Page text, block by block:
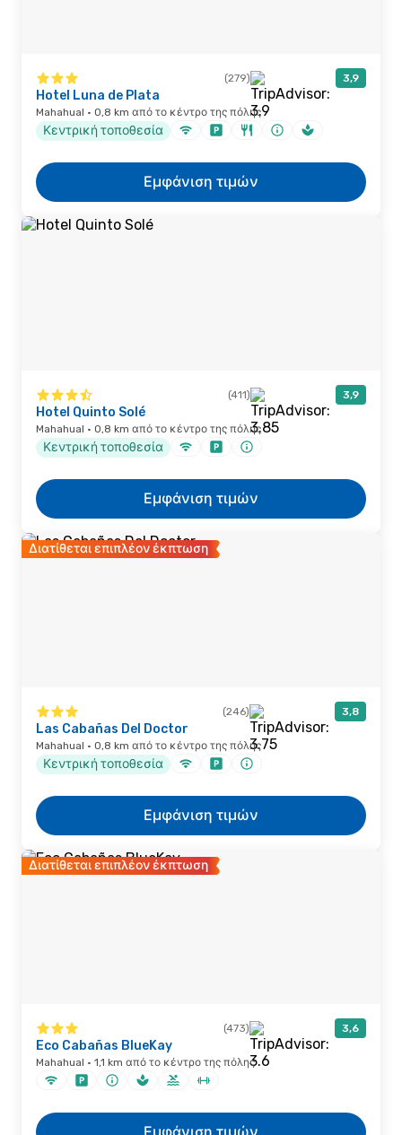
(279) 3,9
Hotel Luna de Plata
Mahahual · 0,8 km από το κέντρο της πόλης
Κεντρική τοποθεσία
Εμφάνιση τιμών
(411) 3,9
Hotel Quinto Solé
Mahahual · 0,8 km από το κέντρο της πόλης
Κεντρική τοποθεσία
Εμφάνιση τιμών
Διατίθεται επιπλέον έκπτωση
(246) 3,8
Las Cabañas Del Doctor
Mahahual · 0,8 km από το κέντρο της πόλης
Κεντρική τοποθεσία
Εμφάνιση τιμών
Διατίθεται επιπλέον έκπτωση
(473) 3,6
Eco Cabañas BlueKay
Mahahual · 1,1 km από το κέντρο της πόλης